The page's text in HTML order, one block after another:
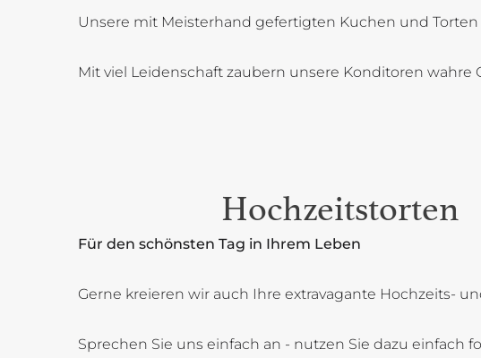
Unsere mit Meisterhand gefertigten Kuchen und
Mit viel Leidenschaft zaubern unsere Konditoren
Hochzeitstorten
Für den schönsten Tag in Ihrem Leben
Gerne kreieren wir auch Ihre extravagante Hochzeits-
Sprechen Sie uns einfach an - nutzen Sie dazu einfach